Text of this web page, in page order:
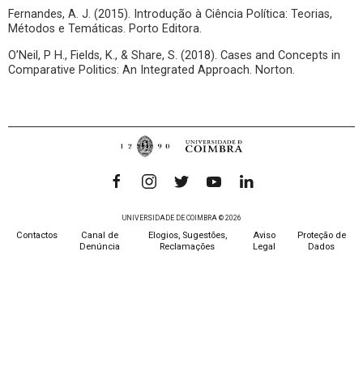
Fernandes, A. J. (2015). Introdução à Ciência Política: Teorias,
Métodos e Temáticas. Porto Editora.
O’Neil, P H., Fields, K., & Share, S. (2018). Cases and Concepts in
Comparative Politics: An Integrated Approach. Norton.
UNIVERSIDADE DE COIMBRA © 2026
Contactos
Canal de
Denúncia
Elogios, Sugestões,
Reclamações
Aviso
Legal
Proteção de
Dados